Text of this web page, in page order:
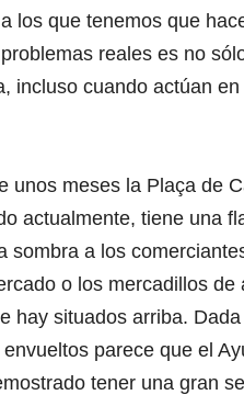
los que tenemos que
reales es no
incluso cuando actúan
unos meses la Plaça de
actualmente, tiene una
sombra a los
o los mercadillos
hay situados arriba.
parece que el
tener una gran